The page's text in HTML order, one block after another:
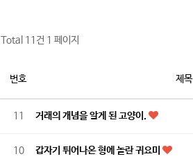
Total 11건 1 페이지
번호 제목
11 거래의 개념을 알게 된 고양이.
10 갑자기 튀어나온 형에 놀란 귀요미